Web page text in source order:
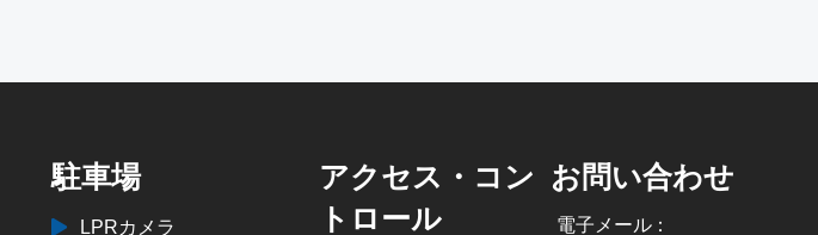
駐車場
LPRカメラ
アクセス・コン
トロール
お問い合わせ
電子メール：